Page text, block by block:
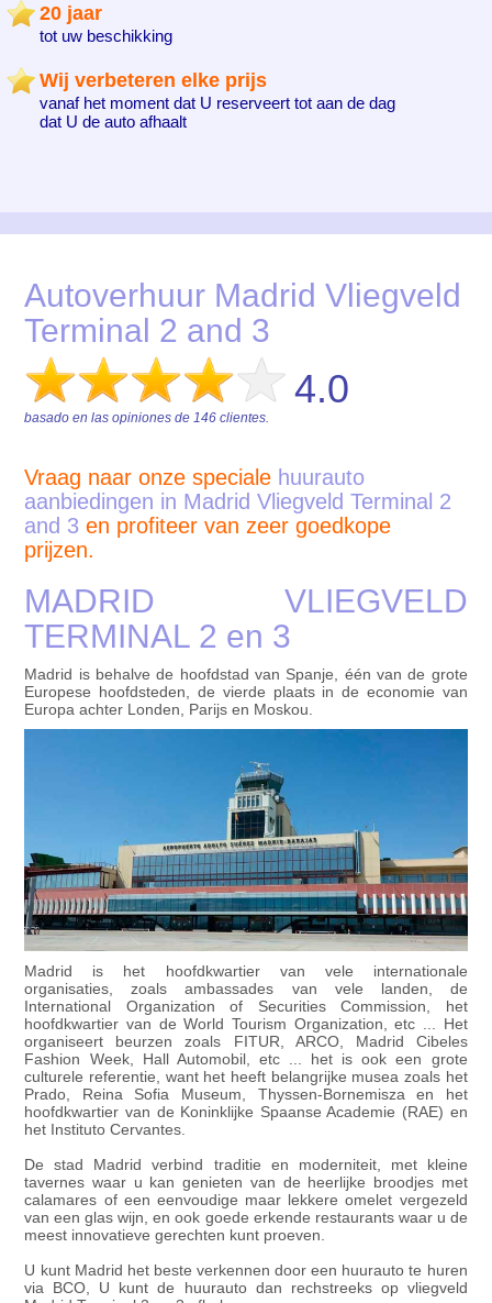
Autoverhuur Madrid Vliegveld
Terminal 2 and 3
4.0
basado en las opiniones de146 clientes.
Vraag naar onze speciale huurauto
aanbiedingen in Madrid Vliegveld Terminal 2
and 3 en profiteer van zeer goedkope
prijzen.
MADRID VLIEGVELD
TERMINAL 2 en 3
Madrid is behalve de hoofdstad van Spanje, één van de grote
Europese hoofdsteden, de vierde plaats in de economie van
Europa achter Londen, Parijs en Moskou.
Madrid is het hoofdkwartier van vele internationale
organisaties, zoals ambassades van vele landen, de
International Organization of Securities Commission, het
hoofdkwartier van de World Tourism Organization, etc ... Het
organiseert beurzen zoals FITUR, ARCO, Madrid Cibeles
Fashion Week, Hall Automobil, etc ... het is ook een grote
culturele referentie, want het heeft belangrijke musea zoals het
Prado, Reina Sofia Museum, Thyssen-Bornemisza en het
hoofdkwartier van de Koninklijke Spaanse Academie (RAE) en
het Instituto Cervantes.
De stad Madrid verbind traditie en moderniteit, met kleine
tavernes waar u kan genieten van de heerlijke broodjes met
calamares of een eenvoudige maar lekkere omelet vergezeld
van een glas wijn, en ook goede erkende restaurants waar u de
meest innovatieve gerechten kunt proeven.
U kunt Madrid het beste verkennen door een huurauto te huren
via BCO, U kunt de huurauto dan rechstreeks op vliegveld
20 jaar
tot uw beschikking
Wij verbeteren elke prijs
vanaf het moment dat U reserveert tot aan de dag
dat U de auto afhaalt